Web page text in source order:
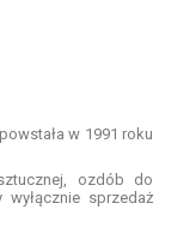
w 1991 roku
ozdób do
sprzedaż